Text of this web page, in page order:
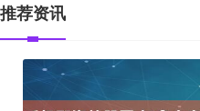
推荐资讯